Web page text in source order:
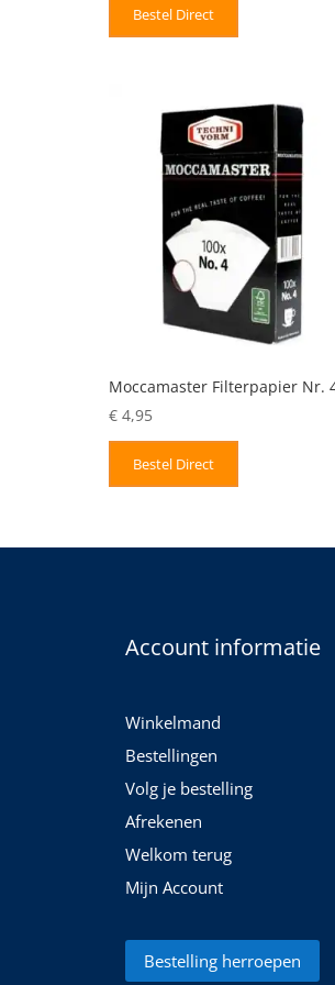
Bestel Direct
Moccamaster Filterpapier Nr.
€ 4,95
Bestel Direct
Account informatie
Winkelmand
Bestellingen
Volg je bestelling
Afrekenen
Welkom terug
Mijn Account
Bestelling herroepen